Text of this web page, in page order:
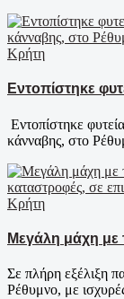
Κρήτη
Εντοπίστηκε
Εντοπίστηκε
κάνναβης, στο
Κρήτη
Μεγάλη μάχη με
Σε πλήρη εξέλιξη
Ρέθυμνο, με